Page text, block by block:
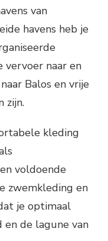
van
havens heb je
vervoer naar en
Balos en vrije
zijn.
kleding
voldoende
zwemkleding en
je optimaal
de lagune van